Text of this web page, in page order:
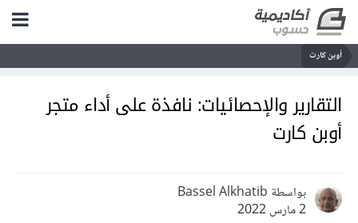
أوبن كارت
التقارير والإحصائيات: نافذة على أداء متجر
أوبن كارت
بواسطة Bassel Alkhatib
2 مارس 2022